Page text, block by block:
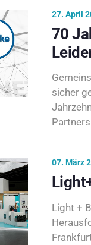
27. April
70
sicher
07. März
Light +